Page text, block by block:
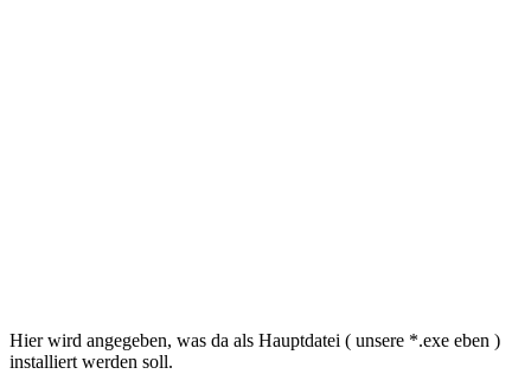
Hier wird angegeben, was da als Hauptdatei ( unsere *.exe eben )
installiert werden soll.